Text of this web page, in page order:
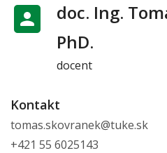
doc. Ing.
PhD.
docent
Kontakt
tomas.skovranek@tuke.sk
+421 55 6025143